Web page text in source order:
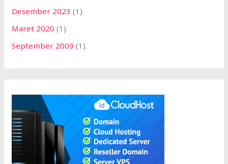
Desember 2023 (1)
Maret 2020 (1)
September 2009 (1)